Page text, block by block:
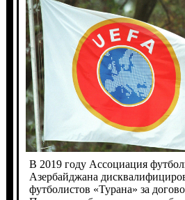
В 2019 году Ассоциация
Азербайджана
футболистов «Турана» за